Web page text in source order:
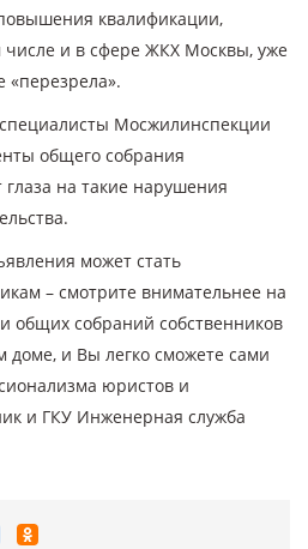
квалификации,
числе и в сфере ЖКХ Москвы, уже
«перезрела».
Мосжилинспекции
общего собрания
на такие нарушения
может стать
– смотрите внимательнее на
общих собраний собственников
доме, и Вы легко сможете сами
юристов и
и ГКУ Инженерная служба